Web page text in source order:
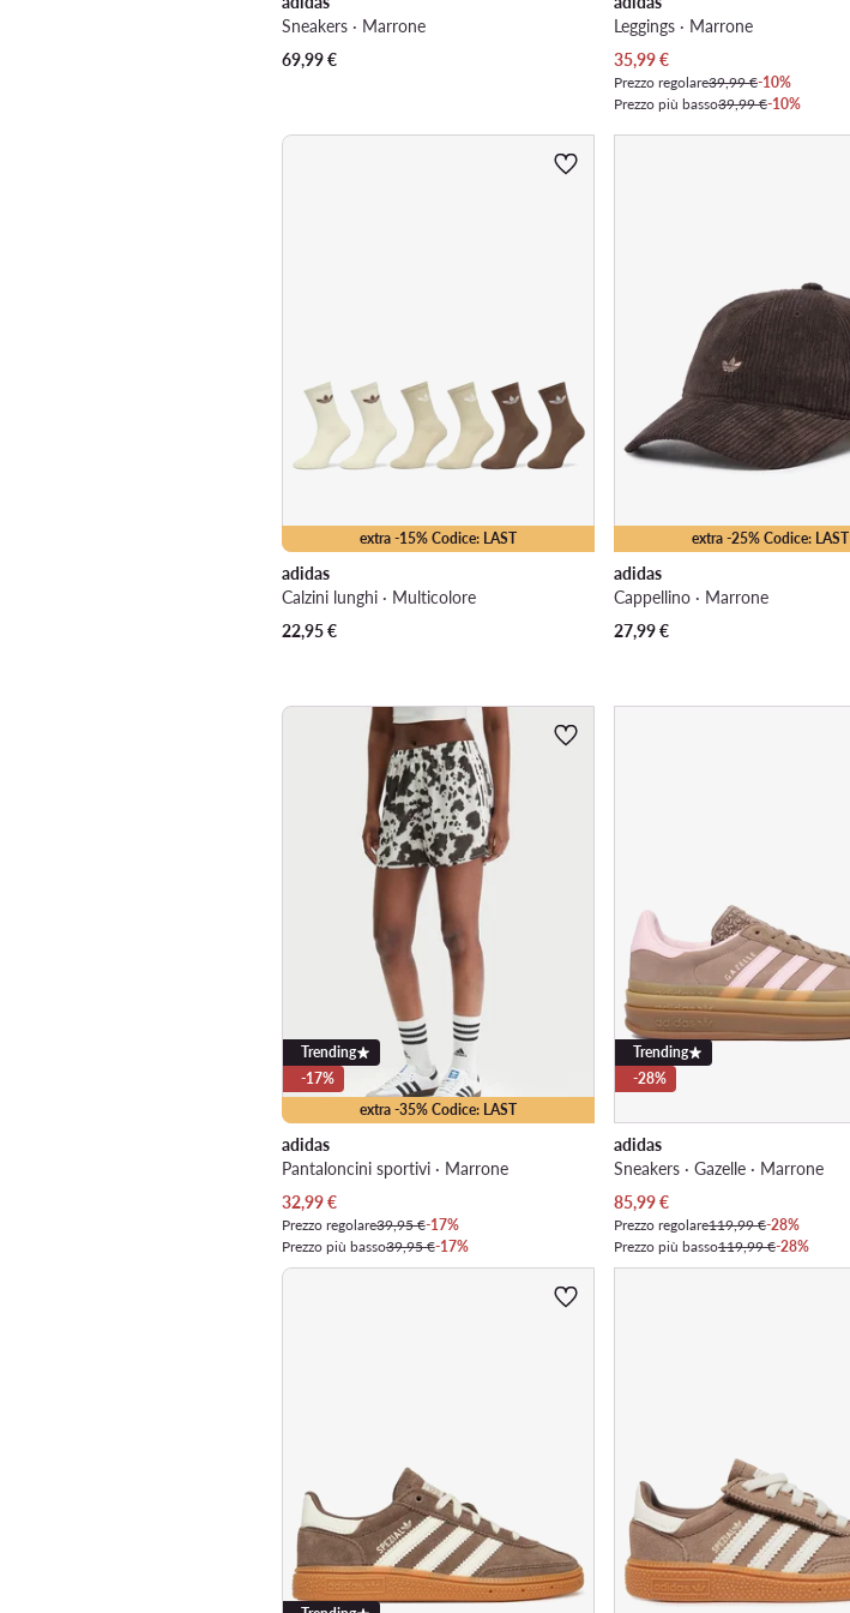
Sneakers · Marrone
69,99€
Leggings · Marrone
Prezzo attuale
35,99€
Prezzo regolare39,99 €-10%
Prezzo più basso39,99 €-10%
extra -15% Codice: LAST
adidas
Calzini lunghi · Multicolore
22,95€
extra -25% Codice: LAST
adidas
Cappellino · Marrone
27,99€
extra -35% Codice: LAST
Trending
-17%
adidas
Pantaloncini sportivi · Marrone
Prezzo attuale
32,99€
Prezzo regolare39,95 €-17%
Prezzo più basso39,95 €-17%
Trending
-28%
adidas
Sneakers · Gazelle · Marrone
Prezzo attuale
85,99€
Prezzo regolare119,99 €-28%
Prezzo più basso119,99 €-28%